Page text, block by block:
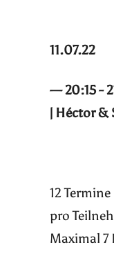
11.07.22
— 20:15 -
| Héctor &
12 Termine
pro
Maximal 7